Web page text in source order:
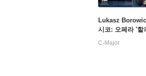
Lukasz
시코: 오페라 '할
C-Major